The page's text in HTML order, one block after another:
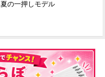
の一押しモデル